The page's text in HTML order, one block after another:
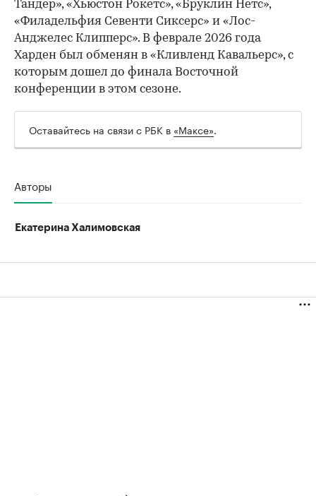
Тандер», «Хьюстон Рокетс», «Бруклин Нетс»,
«Филадельфия Севенти Сиксерс» и «Лос-
Анджелес Клипперс». В феврале 2026 года
Харден был обменян в «Кливленд Кавальерс», с
которым дошел до финала Восточной
конференции в этом сезоне.
Оставайтесь на связи с РБК в «Максе».
Авторы
Екатерина Халимовская